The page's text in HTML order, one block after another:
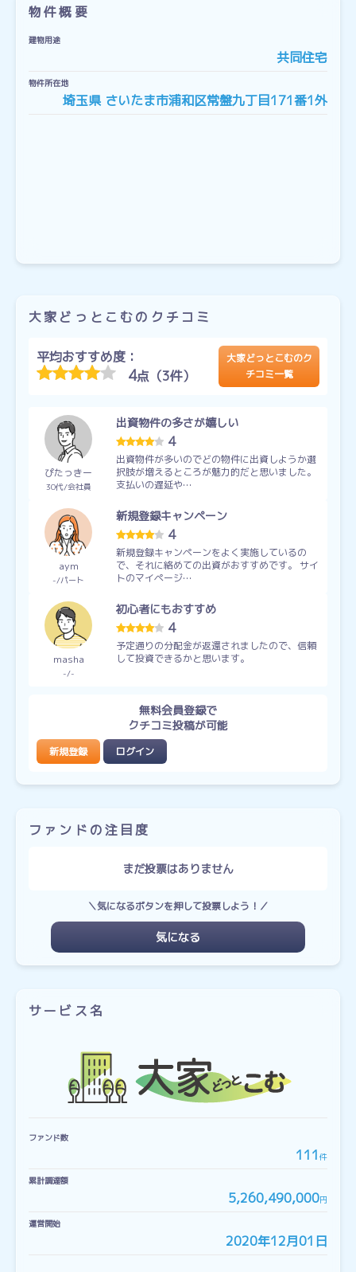
物件概要
建物用途
共同住宅
物件所在地
埼玉県 さいたま市浦和区常盤九丁目171番1外
大家どっとこむのクチコミ
平均おすすめ度：
4点（3件）
大家どっとこむのク
チコミ一覧
ぴたっきー
30代 会社員
出資物件の多さが嬉しい
4
出資物件が多いのでどの物件に出資しようか選
択肢が増えるところが魅力的だと思いました。
支払いの遅延や…
aym
- パート
新規登録キャンペーン
4
新規登録キャンペーンをよく実施しているの
で、それに絡めての出資がおすすめです。 サイ
トのマイページ…
masha
- -
初心者にもおすすめ
4
予定通りの分配金が返還されましたので、信頼
して投資できるかと思います。
無料会員登録で
クチコミ投稿が可能
新規登録 ログイン
ファンドの注目度
まだ投票はありません
＼気になるボタンを押して投票しよう！／
気になる
サービス名
ファンド数
111 件
累計調達額
5,260,490,000円
運営開始
2020年12月01日